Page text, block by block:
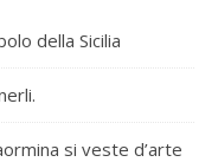
della Sicilia
si veste d’arte